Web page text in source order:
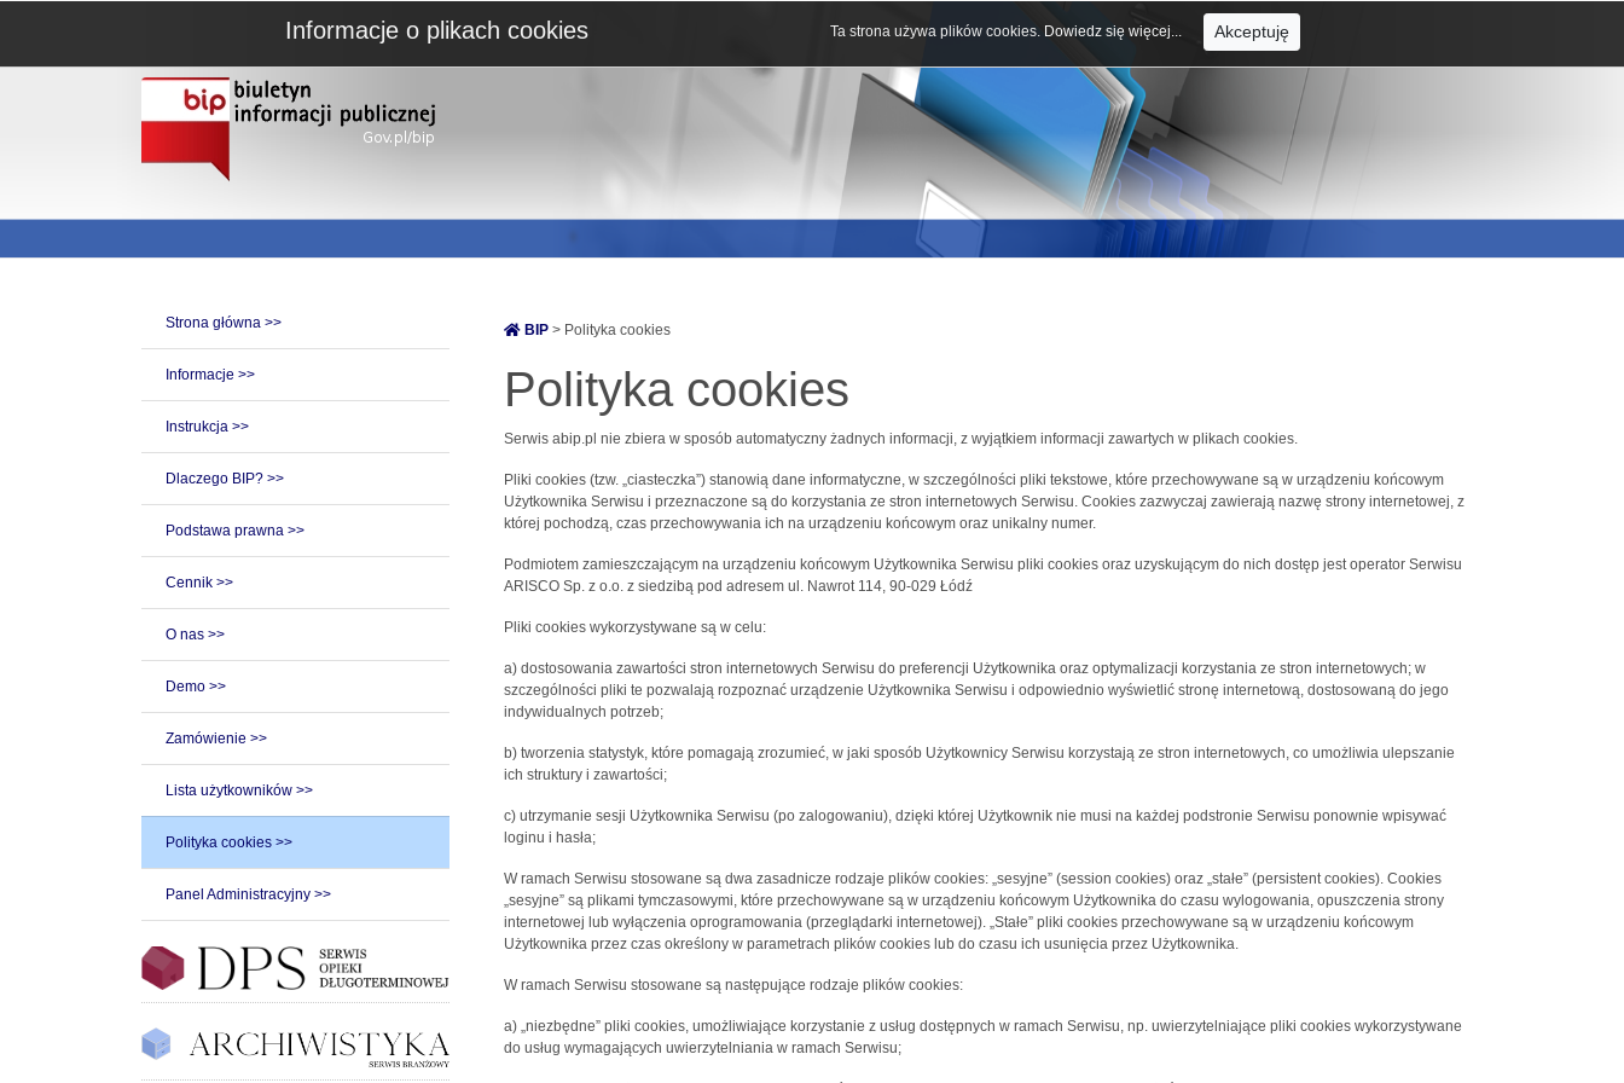
Strona główna >>
Informacje >>
Instrukcja >>
Dlaczego BIP? >>
Podstawa prawna >>
Cennik >>
O nas >>
Demo >>
Zamówienie >>
Lista użytkowników >>
Polityka cookies >>
Panel Administracyjny >>
BIP > Polityka cookies
Polityka cookies
Serwis abip.pl nie zbiera w sposób automatyczny żadnych informacji, z wyjątkiem informacji zawartych w plikach cookies.
Pliki cookies (tzw. „ciasteczka”) stanowią dane informatyczne, w szczególności pliki tekstowe, które przechowywane są w urządzeniu końcowym
Użytkownika Serwisu i przeznaczone są do korzystania ze stron internetowych Serwisu. Cookies zazwyczaj zawierają nazwę strony internetowej, z
której pochodzą, czas przechowywania ich na urządzeniu końcowym oraz unikalny numer.
Podmiotem zamieszczającym na urządzeniu końcowym Użytkownika Serwisu pliki cookies oraz uzyskującym do nich dostęp jest operator Serwisu
ARISCO Sp. z o.o. z siedzibą pod adresem ul. Nawrot 114, 90-029 Łódź
Pliki cookies wykorzystywane są w celu:
a) dostosowania zawartości stron internetowych Serwisu do preferencji Użytkownika oraz optymalizacji korzystania ze stron internetowych; w
szczególności pliki te pozwalają rozpoznać urządzenie Użytkownika Serwisu i odpowiednio wyświetlić stronę internetową, dostosowaną do jego
indywidualnych potrzeb;
b) tworzenia statystyk, które pomagają zrozumieć, w jaki sposób Użytkownicy Serwisu korzystają ze stron internetowych, co umożliwia ulepszanie
ich struktury i zawartości;
c) utrzymanie sesji Użytkownika Serwisu (po zalogowaniu), dzięki której Użytkownik nie musi na każdej podstronie Serwisu ponownie wpisywać
loginu i hasła;
W ramach Serwisu stosowane są dwa zasadnicze rodzaje plików cookies: „sesyjne” (session cookies) oraz „stałe” (persistent cookies). Cookies
„sesyjne” są plikami tymczasowymi, które przechowywane są w urządzeniu końcowym Użytkownika do czasu wylogowania, opuszczenia strony
internetowej lub wyłączenia oprogramowania (przeglądarki internetowej). „Stałe” pliki cookies przechowywane są w urządzeniu końcowym
Użytkownika przez czas określony w parametrach plików cookies lub do czasu ich usunięcia przez Użytkownika.
W ramach Serwisu stosowane są następujące rodzaje plików cookies:
a) „niezbędne” pliki cookies, umożliwiające korzystanie z usług dostępnych w ramach Serwisu, np. uwierzytelniające pliki cookies wykorzystywane
do usług wymagających uwierzytelniania w ramach Serwisu;
Informacje o plikach cookies Ta strona używa plików cookies. Dowiedz się więcej... Akceptuję